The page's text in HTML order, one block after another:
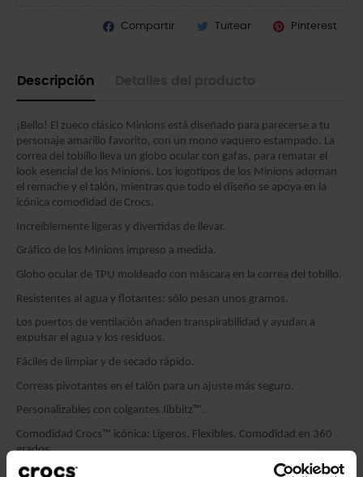
Compartir Tuitear Pinterest
Descripción
¡Bello! El zueco clásico Minions está diseñado para parecerse a tu
personaje amarillo favorito, con un mono vaquero estampado. La
correa del tobillo lleva un globo ocular con gafas, para rematar el
look esencial de los Minions. Los logotipos de los Minions adornan
el remache y el talón, mientras que todo el diseño se apoya en la
icónica comodidad de Crocs.
Increíblemente ligeras y divertidas de llevar.
Gráfico de los Minions impreso a medida.
Globo ocular de TPU moldeado con máscara en la correa del tobillo.
Resistentes al agua y flotantes; sólo pesan unos gramos.
Los puertos de ventilación añaden transpirabilidad y ayudan a
expulsar el agua y los residuos.
Fáciles de limpiar y de secado rápido.
Correas pivotantes en el talón para un ajuste más seguro.
Personalizables con colgantes Jibbitz™.
Comodidad Crocs™ icónica: Ligeros. Flexibles. Comodidad en 360
grados.